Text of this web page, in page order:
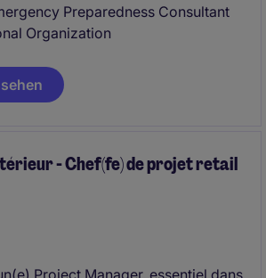
Preparedness Consultant
Organization
- Chef(fe) de projet retail
Project Manager, essentiel dans